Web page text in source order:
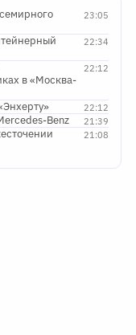
23:05
22:34
22:12
в «Москва-
22:12
21:39
Benz
21:08